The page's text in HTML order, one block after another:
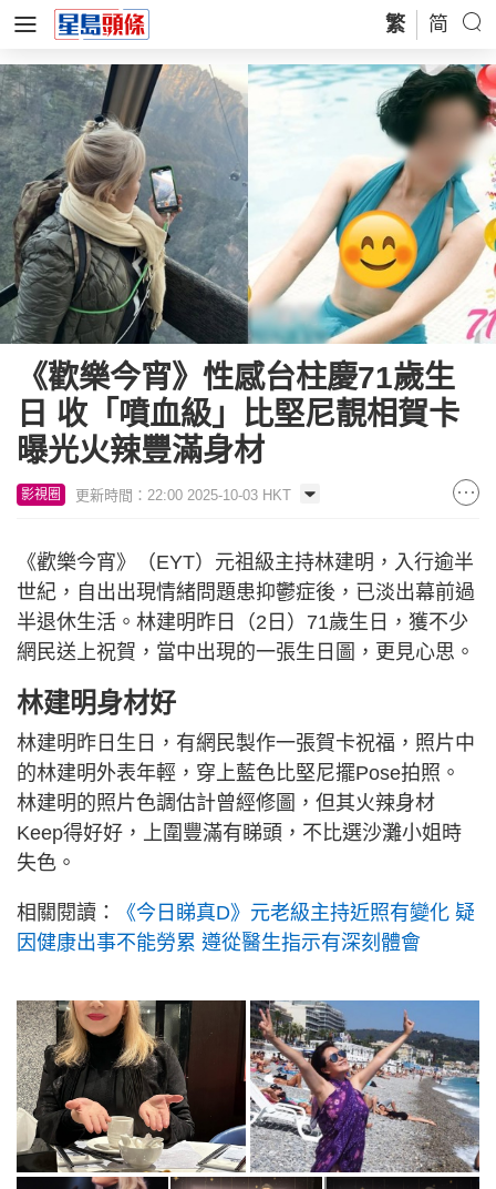
繁 简
《歡樂今宵》性感台柱慶71歲生
日 收「噴血級」比堅尼靚相賀卡
曝光火辣豐滿身材
影視圈 更新時間：22:00 2025-10-03 HKT
《歡樂今宵》（EYT）元祖級主持林建明，入行逾半
世紀，自出出現情緒問題患抑鬱症後，已淡出幕前過
半退休生活。林建明昨日（2日）71歲生日，獲不少
網民送上祝賀，當中出現的一張生日圖，更見心思。
林建明身材好
林建明昨日生日，有網民製作一張賀卡祝福，照片中
的林建明外表年輕，穿上藍色比堅尼擺Pose拍照。
林建明的照片色調估計曾經修圖，但其火辣身材
Keep得好好，上圍豐滿有睇頭，不比選沙灘小姐時
失色。
相關閱讀：
《今日睇真D》元老級主持近照有變化 疑
因健康出事不能勞累 遵從醫生指示有深刻體會